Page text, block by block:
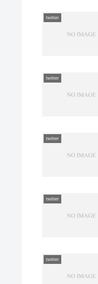
twitter
twitter
twitter
twitter
twitter